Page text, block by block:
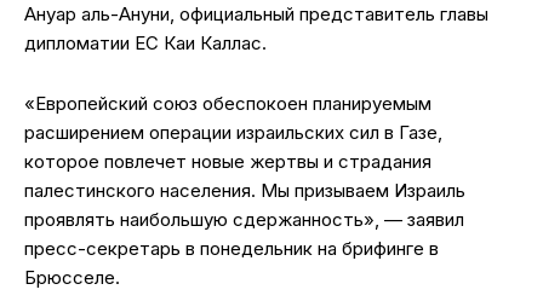
Ануар аль-Ануни, официальный представитель главы
дипломатии ЕС Каи Каллас.
«Европейский союз обеспокоен планируемым
расширением операции израильских сил в Газе,
которое повлечет новые жертвы и страдания
палестинского населения. Мы призываем Израиль
проявлять наибольшую сдержанность», — заявил
пресс-секретарь в понедельник на брифинге в
Брюсселе.